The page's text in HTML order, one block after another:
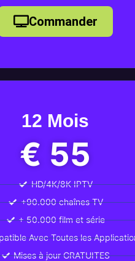
Commander
12 Mois
€ 55
HD/4K/8K IPTV
+90.000 chaînes TV
+ 50.000 film et série
Avec Toutes les
Mises à jour GRATUITES